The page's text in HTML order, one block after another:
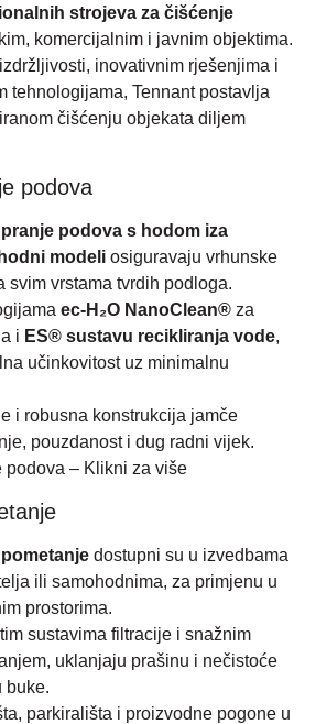
strojeva za čišćenje
komercijalnim i javnim objektima.
inovativnim rješenjima i
tehnologijama, Tennant postavlja
čišćenju objekata diljem
podova
podova s hodom iza
modeli osiguravaju vrhunske
svim vrstama tvrdih podloga.
ec-H₂O NanoClean® za
i ES® sustavu recikliranja vode,
učinkovitost uz minimalnu
i robusna konstrukcija jamče
pouzdanost i dug radni vijek.
podova – Klikni za više
dostupni su u izvedbama
ili samohodnima, za primjenu u
prostorima.
sustavima filtracije i snažnim
uklanjaju prašinu i nečistoće
buke.
parkirališta i proizvodne pogone u